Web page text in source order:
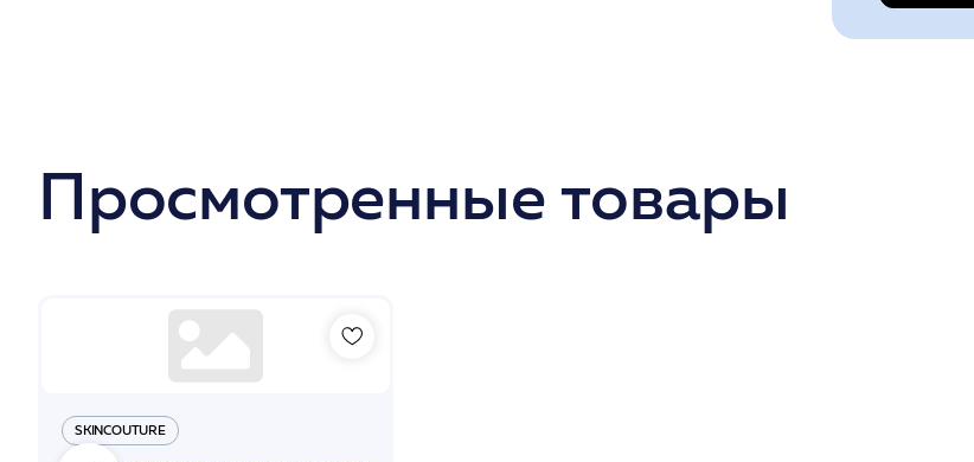
Просмотренные товары
SKINCOUTURE